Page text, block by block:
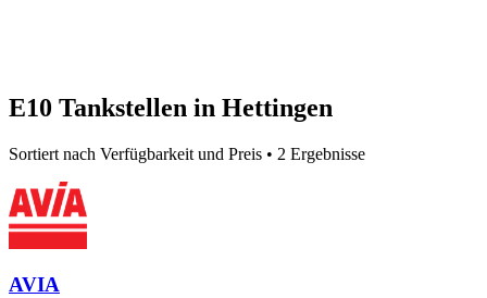
E10 Tankstellen in Hettingen
Sortiert nach Verfügbarkeit und Preis • 2 Ergebnisse
AVIA